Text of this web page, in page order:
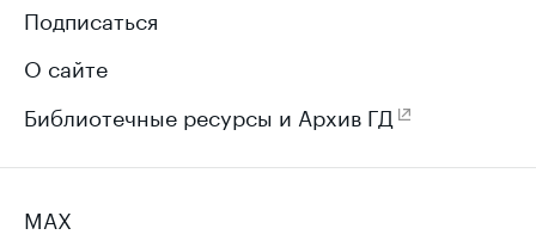
Подписаться
О сайте
Библиотечные ресурсы и Архив ГД
MAX